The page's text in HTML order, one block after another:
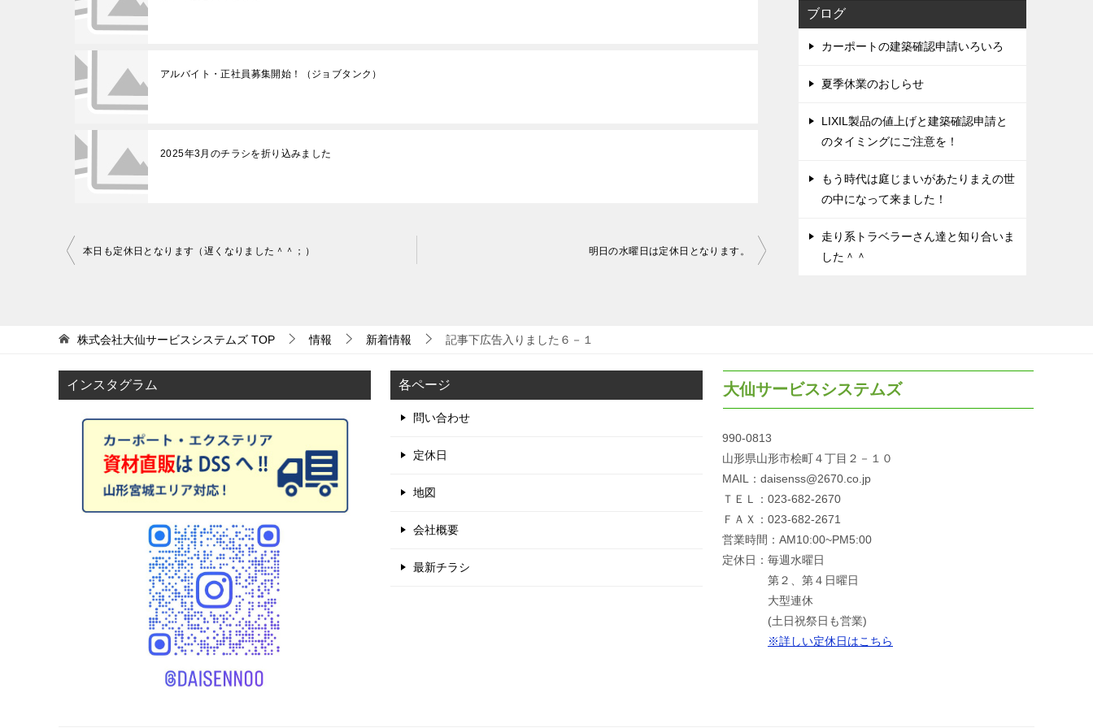
アルバイト・正社員募集開始！（ジョブタンク）
2025年3月のチラシを折り込みました
ビ
ゲ
ー
本日も定休日となります（遅くなりました＾＾；） 明日の水曜日は定休日となります。
ブログ
カーポートの建築確認申請いろいろ
夏季休業のおしらせ
LIXIL製品の値上げと建築確認申請と
のタイミングにご注意を！
もう時代は庭じまいがあたりまえの世
の中になって来ました！
走り系トラベラーさん達と知り合いま
した＾＾
株式会社大仙サービスシステムズ TOP 情報 新着情報 記事下広告入りました６－１
インスタグラム 各ページ
問い合わせ
定休日
地図
会社概要
最新チラシ
大仙サービスシステムズ
990-0813
山形県山形市桧町４丁目２－１０
MAIL：daisenss@2670.co.jp
ＴＥＬ：023-682-2670
ＦＡＸ：023-682-2671
営業時間：AM10:00~PM5:00
定休日：毎週水曜日
第２、第４日曜日
大型連休
(土日祝祭日も営業)
※詳しい定休日はこちら